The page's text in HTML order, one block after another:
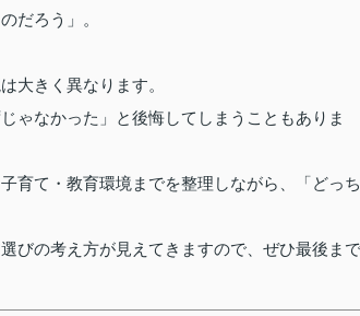
だろう」。
大きく異なります。
ゃなかった」と後悔してしまうこともありま
育て・教育環境までを整理しながら、「どっち
びの考え方が見えてきますので、ぜひ最後まで